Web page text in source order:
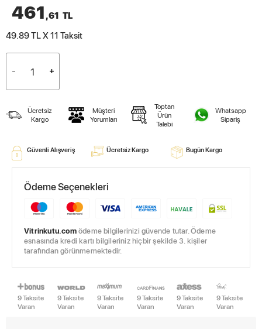
461 ,61 TL
49.89 TL X 11 Taksit
Ücretsiz
Kargo
Müşteri
Yorumları
Toptan
Ürün
Talebi
Whatsapp
Sipariş
Güvenli Alışveriş Ücretsiz Kargo Bugün Kargo
Ödeme Seçenekleri
Vitrinkutu.comödeme bilgilerinizi güvende tutar. Ödeme
esnasında kredi kartı bilgileriniz hiçbir şekilde 3. kişiler
tarafından görünmemektedir.
9 Taksite
Varan
9 Taksite
Varan
9 Taksite
Varan
9 Taksite
Varan
9 Taksite
Varan
9 Taksite
Varan